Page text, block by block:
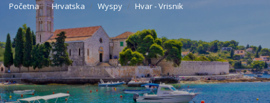
Početna Hrvatska Wyspy Hvar - Vrisnik